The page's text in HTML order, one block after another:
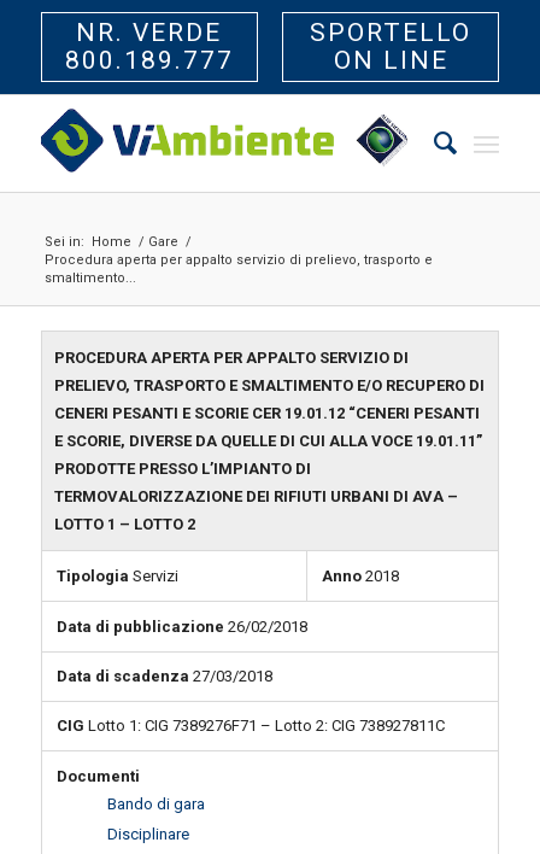
NR. VERDE
800.189.777
SPORTELLO
ON LINE
Sei in: Home / Gare /
Procedura aperta per appalto servizio di prelievo, trasporto e
smaltimento...
PROCEDURA APERTA PER APPALTO SERVIZIO DI
PRELIEVO, TRASPORTO E SMALTIMENTO E/O RECUPERO DI
CENERI PESANTI E SCORIE CER 19.01.12 “CENERI PESANTI
E SCORIE, DIVERSE DA QUELLE DI CUI ALLA VOCE 19.01.11”
PRODOTTE PRESSO L’IMPIANTO DI
TERMOVALORIZZAZIONE DEI RIFIUTI URBANI DI AVA –
LOTTO 1 – LOTTO 2
Tipologia Servizi Anno2018
Data di pubblicazione 26/02/2018
Data di scadenza 27/03/2018
CIG Lotto 1: CIG 7389276F71 – Lotto 2: CIG 738927811C
Documenti
Bando di gara
Disciplinare